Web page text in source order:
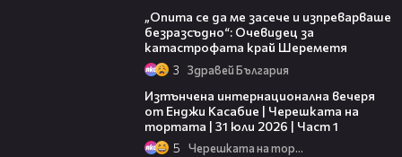
„Опита се да ме засече и изпреварваше
безразсъдно“: Очевидец за
катастрофата край Шереметя
3 Здравей България
Изтънчена интернационална вечеря
от Енджи Касабие | Черешката на
тортата | 31 юли 2026 | Част 1
5 Черешката на тортата